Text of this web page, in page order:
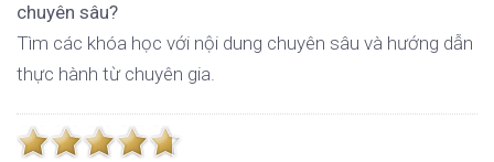
chuyên sâu?
Tìm các khóa học với nội dung chuyên sâu và hướng dẫn
thực hành từ chuyên gia.